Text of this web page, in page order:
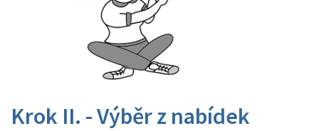
Krok II. - Výběr z nabídek